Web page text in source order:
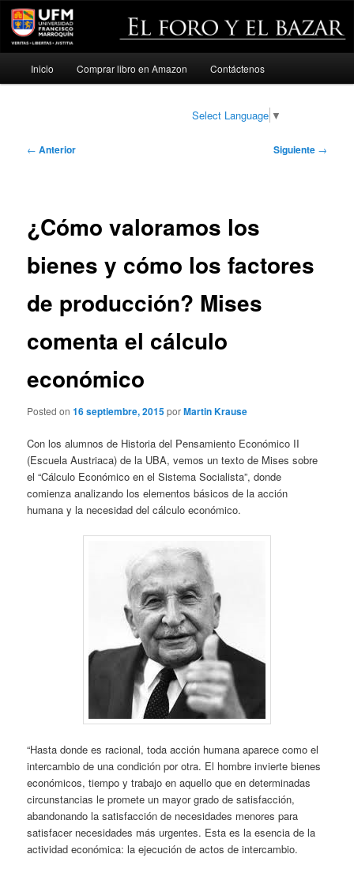
Ir
Inicio Comprar libro en Amazon Contáctenos
Select Language ▼
Navegación
← Anterior Siguiente →
¿Cómo valoramos los
bienes y cómo los factores
de producción? Mises
comenta el cálculo
económico
Posted on16 septiembre, 2015porMartin Krause
Con los alumnos de Historia del Pensamiento Económico II
(Escuela Austriaca) de la UBA, vemos un texto de Mises sobre
el “Cálculo Económico en el Sistema Socialista”, donde
comienza analizando los elementos básicos de la acción
humana y la necesidad del cálculo económico.
“Hasta donde es racional, toda acción humana aparece como el
intercambio de una condición por otra. El hombre invierte bienes
económicos, tiempo y trabajo en aquello que en determinadas
circunstancias le promete un mayor grado de satisfacción,
abandonando la satisfacción de necesidades menores para
satisfacer necesidades más urgentes. Esta es la esencia de la
actividad económica: la ejecución de actos de intercambio.